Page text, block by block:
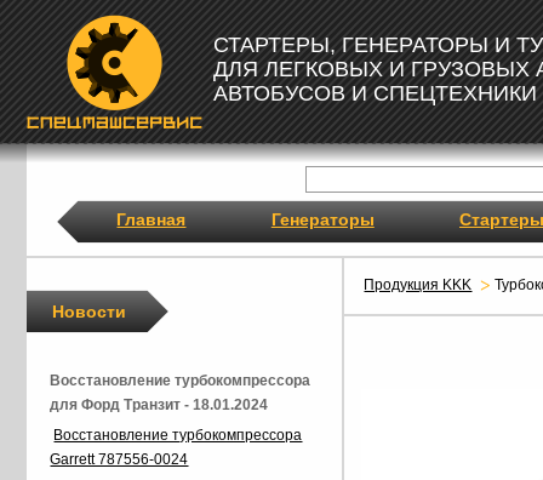
СТАРТЕРЫ, ГЕНЕРАТОРЫ И
ДЛЯ ЛЕГКОВЫХ И ГРУЗОВЫХ
АВТОБУСОВ И СПЕЦТЕХНИКИ
Главная Генераторы Стартеры
Продукция KKK
Новости
Восстановление турбокомпрессора
для Форд Транзит - 18.01.2024
Восстановление турбокомпрессора
Garrett 787556-0024